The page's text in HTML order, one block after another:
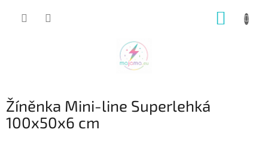
Žíněnka Mini-line Superlehká
100x50x6 cm